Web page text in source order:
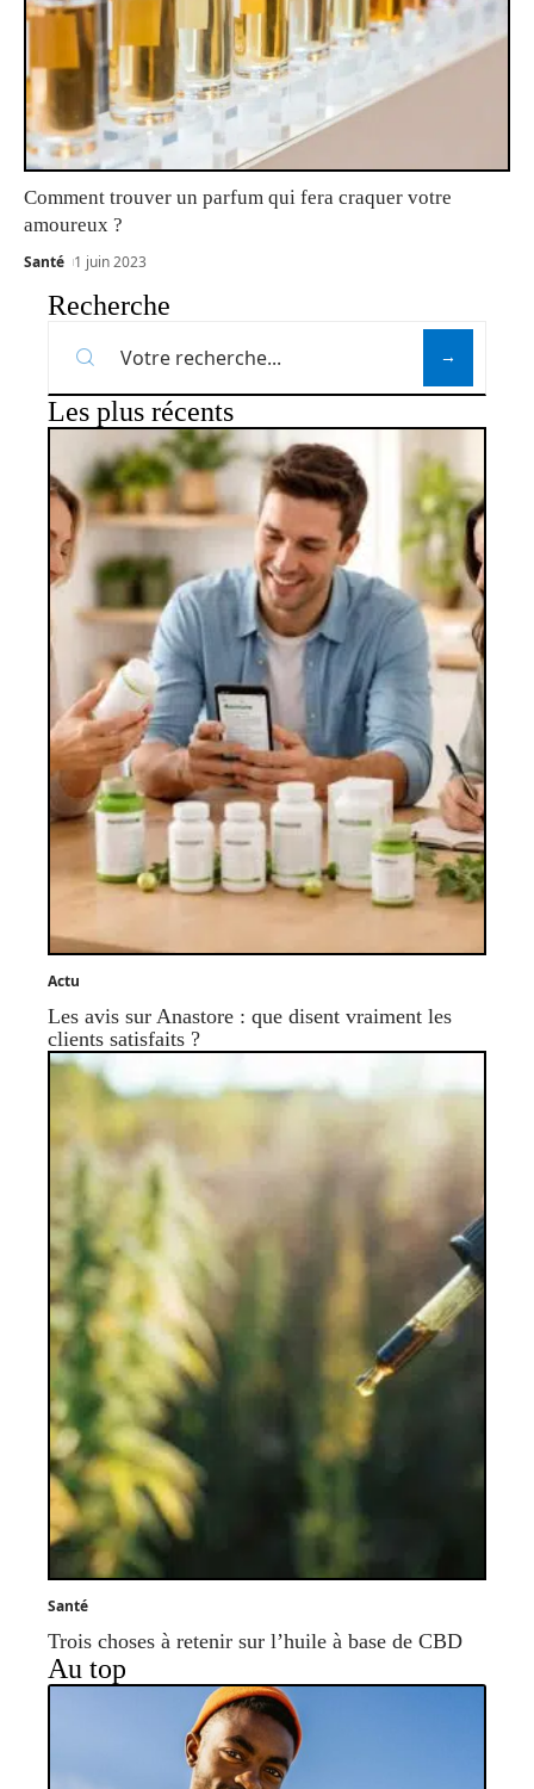
Comment trouver un parfum qui fera craquer votre
amoureux ?
Santé 1 juin 2023
Recherche
Les plus récents
Actu
Les avis sur Anastore : que disent vraiment les
clients satisfaits ?
Santé
Trois choses à retenir sur l’huile à base de CBD
Au top